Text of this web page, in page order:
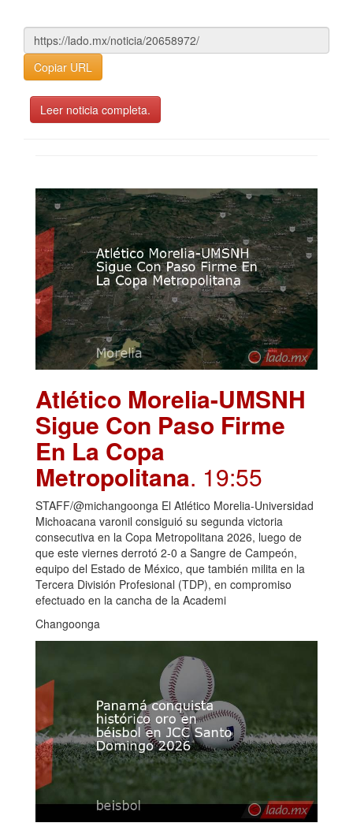
Copiar URL
Leer noticia completa.
Atlético Morelia-UMSNH
Sigue Con Paso Firme
En La Copa
Metropolitana. 19:55
STAFF/@michangoonga El Atlético Morelia-Universidad
Michoacana varonil consiguió su segunda victoria
consecutiva en la Copa Metropolitana 2026, luego de
que este viernes derrotó 2-0 a Sangre de Campeón,
equipo del Estado de México, que también milita en la
Tercera División Profesional (TDP), en compromiso
efectuado en la cancha de la Academi
Changoonga